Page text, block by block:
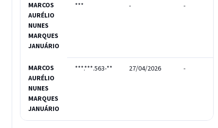
MARCOS
AURÉLIO
NUNES
MARQUES
JANUÁRIO
*** - -
MARCOS
AURÉLIO
NUNES
MARQUES
JANUÁRIO
***.***.563-** 27/04/2026 -